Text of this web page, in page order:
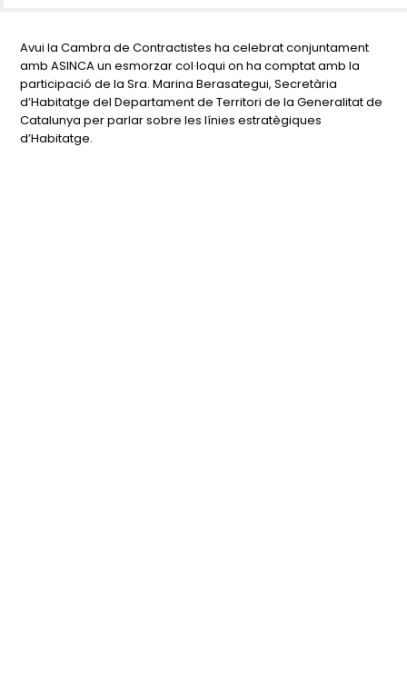
Avui la Cambra de Contractistes ha celebrat conjuntament
amb ASINCA un esmorzar col·loqui on ha comptat amb la
participació de la Sra. Marina Berasategui, Secretària
d’Habitatge del Departament de Territori de la Generalitat de
Catalunya per parlar sobre les línies estratègiques
d’Habitatge.